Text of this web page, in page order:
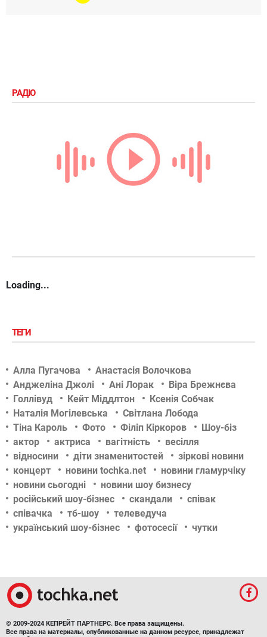
РАДІО
Loading...
ТЕГИ
Алла Пугачова
Анастасія Волочкова
Анджеліна Джолі
Ані Лорак
Віра Брежнєва
Голлівуд
Кейт Міддлтон
Ксенія Собчак
Наталія Могілевська
Світлана Лобода
Тіна Кароль
Фото Філіп Кіркоров
Шоу-біз
актор
актриса вагітність
весілля
відносини
діти знаменитостей
зіркові новини
концерт
новини tochka.net
новини гламурчіку
новини сьогодні
новини шоу бизнесу
російський шоу-бізнес
скандали
співак
співачка
тб-шоу
телеведуча
український шоу-бізнес
фотосесії чутки
© 2009-2024 КЕПРЕЙТ ПАРТНЕРС. Все права защищены.
Все права на материалы, опубликованные на данном ресурсе, принадлежат